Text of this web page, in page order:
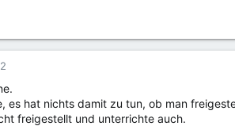
es hat nichts damit zu tun, ob man
freigestellt und unterrichte auch.